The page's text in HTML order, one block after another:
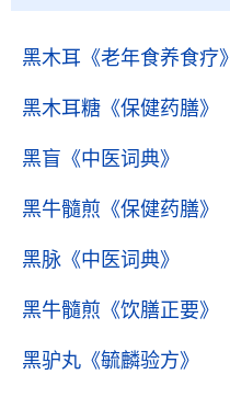
黑木耳 《老年食养食疗》
黑木耳糖 《保健药膳》
黑盲 《中医词典》
黑牛髓煎 《保健药膳》
黑脉 《中医词典》
黑牛髓煎 《饮膳正要》
黑驴丸 《毓麟验方》